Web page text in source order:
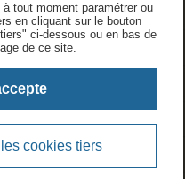
tout moment paramétrer ou
en cliquant sur le bouton
ci-dessous ou en bas de
de ce site.
cookies tiers
FORMATION OFFERTE)
vraie structure, un
à t’investir ? Cette
commentaires-Commenter